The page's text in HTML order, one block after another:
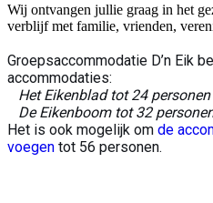
Wij ontvangen jullie graag in het
verblijf met familie, vrienden,
Groepsaccommodatie D’n Eik
accommodaties:
Het Eikenblad tot 24 personen
De Eikenboom tot 32
Het is ook mogelijk om de
voegen tot 56 personen.